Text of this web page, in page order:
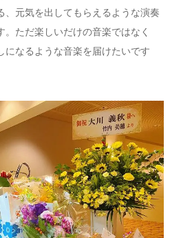
、元気を出してもらえるような演奏
ただ楽しいだけの音楽ではなく
になるような音楽を届けたいです